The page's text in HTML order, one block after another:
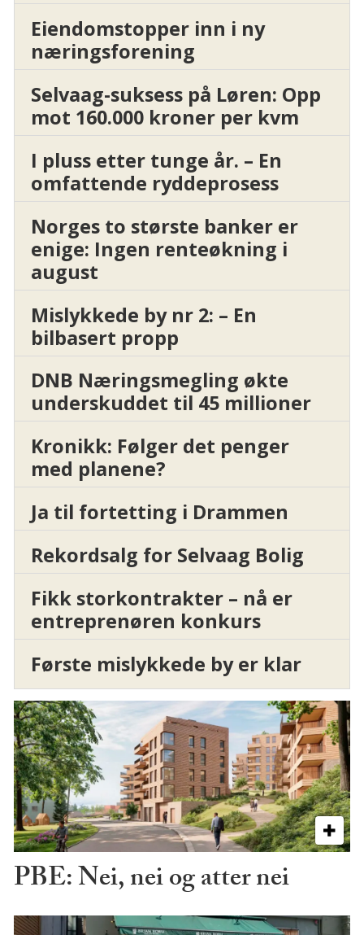
Eiendomstopper inn i ny
næringsforening
Selvaag-suksess på Løren: Opp
mot 160.000 kroner per kvm
I pluss etter tunge år. – En
omfattende ryddeprosess
Norges to største banker er
enige: Ingen renteøkning i
august
Mislykkede by nr 2: – En
bilbasert propp
DNB Næringsmegling økte
underskuddet til 45 millioner
Kronikk: Følger det penger
med planene?
Ja til fortetting i Drammen
Rekordsalg for Selvaag Bolig
Fikk storkontrakter – nå er
entreprenøren konkurs
Første mislykkede by er klar
PBE: Nei, nei og atter nei